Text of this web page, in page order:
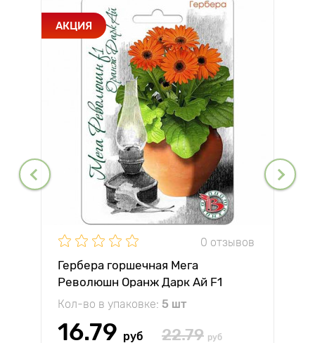
АКЦИЯ
0 отзывов
Гербера горшечная Мега
Революшн Оранж Дарк Ай F1
Биотехника
Кол-во в упаковке: 5 шт
16.79 руб 22.79 руб